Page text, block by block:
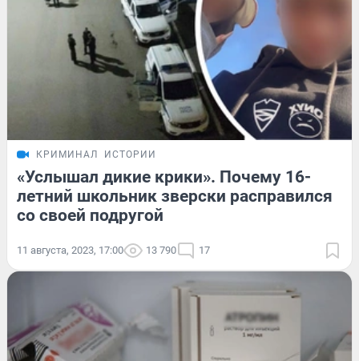
КРИМИНАЛ ИСТОРИИ
«Услышал дикие крики». Почему 16-
летний школьник зверски расправился
со своей подругой
11 августа, 2023, 17:00 13 790 17